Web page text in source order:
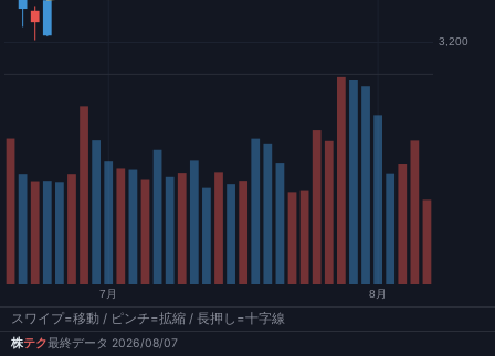
スワイプ=移動 / ピンチ=拡縮 / 長押し=十字線
株テク最終データ 2026/08/07